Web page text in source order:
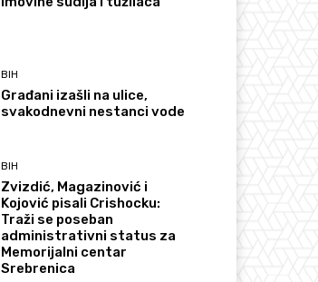
BIH
Građani izašli na ulice,
svakodnevni nestanci vode
BIH
Zvizdić, Magazinović i
Kojović pisali Crishocku:
Traži se poseban
administrativni status za
Memorijalni centar
Srebrenica